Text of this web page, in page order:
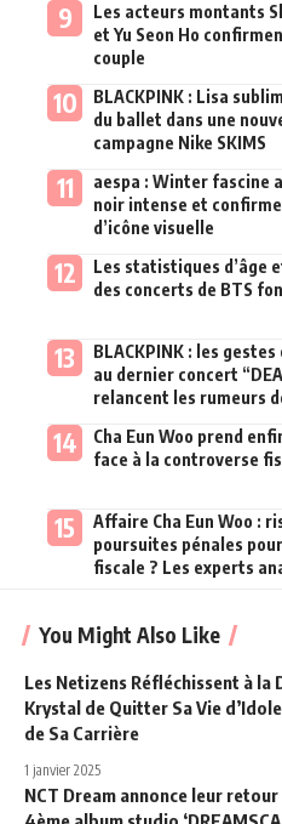
Les acteurs montants
et Yu Seon Ho
couple
BLACKPINK : Lisa
du ballet dans une
campagne Nike SKIMS
aespa : Winter fascine
noir intense et
d’icône visuelle
Les statistiques d’âge
des concerts de BTS
BLACKPINK : les
au dernier concert
relancent les rumeurs
Cha Eun Woo prend
face à la controverse
Affaire Cha Eun Woo :
poursuites pénales
fiscale ? Les experts
You Might Also Like
Les Netizens Réfléchissent à la
Krystal de Quitter Sa Vie
de Sa Carrière
1 janvier 2025
NCT Dream annonce leur